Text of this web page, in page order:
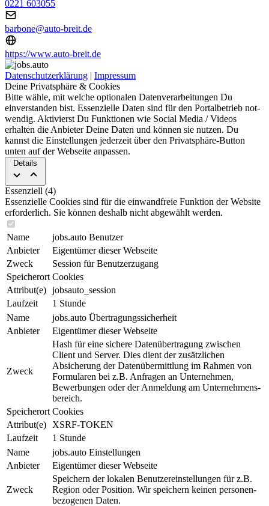
0221 603055
barbone@auto-breit.de
https://www.auto-breit.de
Datenschutzerklärung | Impressum
Deine Privatsphäre & Cookies
Bitte wähle, mit welche optionalen Da­ten­ver­ar­bei­tun­gen Du
einverstanden bist. Es­sen­zi­elle Daten sind für den Portal­betrieb not­
wen­dig. Aktivierst Du Funktionen wie Social Media / Videos
erhalten die Anbieter Deine Daten und können sie nut­zen. Du
kannst die Ein­stel­lun­gen jederzeit über den Privat­sphäre-Button
unten auf der Webseite an­pas­sen.
Details
Essenziell (4)
Essenzielle Cookies sind für die ein­wand­freie Funktion der Website
erforderlich. Sie können deshalb nicht abgewählt werden.
Name
jobs.auto Benutzer
Anbieter
Eigentümer dieser Webseite
Zweck
Session für Benutzerzugang
Speicherort Cookies
Attribut(e) jobsauto_session
Laufzeit
1 Stunde
Name
jobs.auto Übertragungssicherheit
Anbieter
Eigentümer dieser Webseite
Zweck
Hash für eine sichere Da­ten­über­tra­gung zwischen
Client und Ser­ver. Dies dient der zu­sätz­li­chen
Absicherung der Daten­über­mit­tlung im Rahmen von
For­mu­la­ren bei z.B. Anfragen an Unter­neh­men,
Bewerbungen oder der An­mel­dung am Un­ter­neh­mens­
be­reich.
Speicherort Cookies
Attribut(e)
XSRF-TOKEN
Laufzeit
1 Stunde
Name
jobs.auto Einstellungen
Anbieter
Eigentümer dieser Webseite
Zweck
Speichern der lokalen Be­nut­zer­ein­stel­lun­gen für z.B.
Region oder Position. Wir speichern keinen per­so­nen­
be­zo­ge­nen Daten.